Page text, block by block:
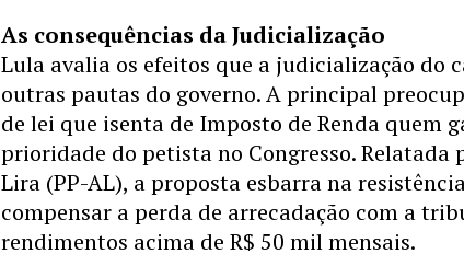
As consequências da Judicialização
Lula avalia os efeitos que a judicialização do
outras pautas do governo. A principal
de lei que isenta de Imposto de Renda quem
prioridade do petista no Congresso.
Lira (PP-AL), a proposta esbarra na
compensar a perda de arrecadação com a
rendimentos acima de R$ 50 mil mensais.